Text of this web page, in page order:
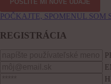
POČKAJTE, SPOMENUL SOM
REGISTRÁCIA